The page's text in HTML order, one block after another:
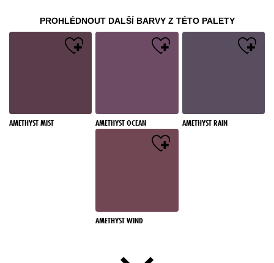
PROHLÉDNOUT DALŠÍ BARVY Z TÉTO PALETY
AMETHYST MIST AMETHYST OCEAN AMETHYST RAIN
AMETHYST WIND